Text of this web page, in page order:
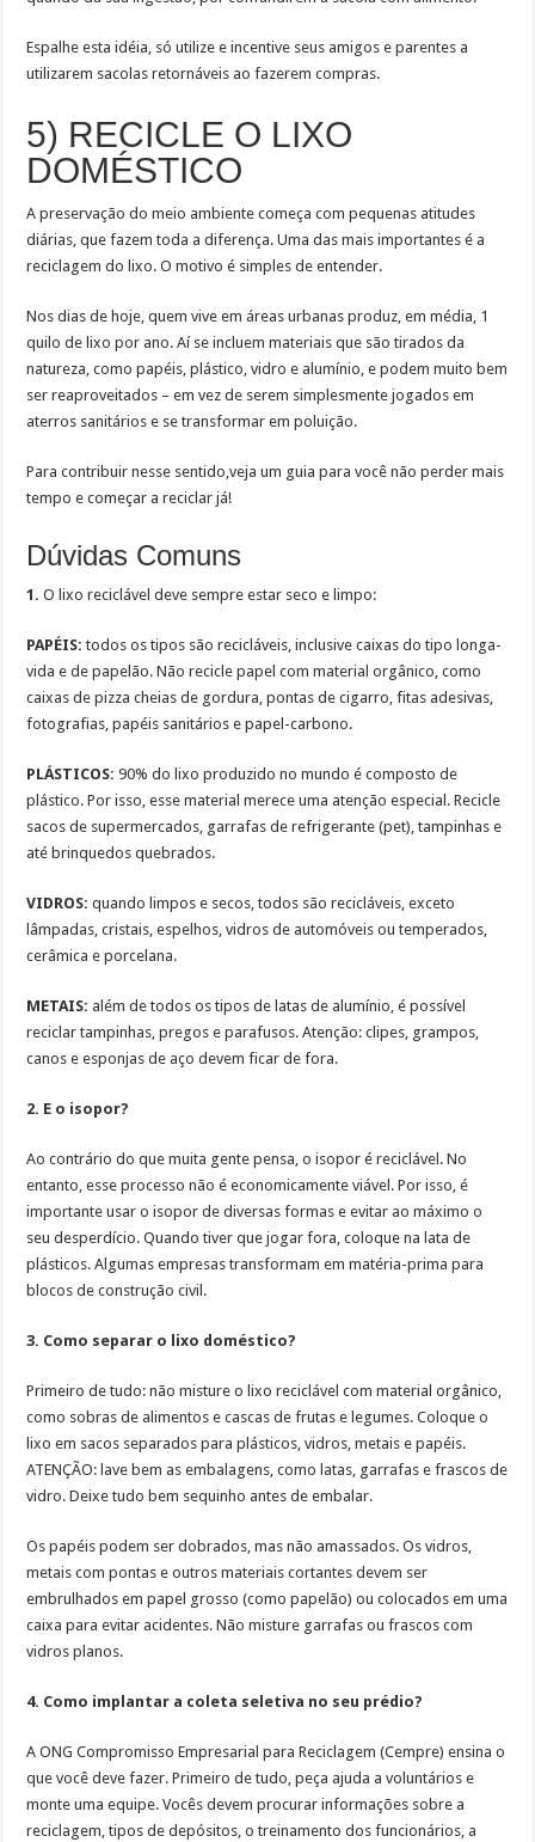
Espalhe esta idéia, só utilize e incentive seus amigos e parentes a
utilizarem sacolas retornáveis ao fazerem compras.
5) RECICLE O LIXO
DOMÉSTICO
A preservação do meio ambiente começa com pequenas atitudes
diárias, que fazem toda a diferença. Uma das mais importantes é a
reciclagem do lixo. O motivo é simples de entender.
Nos dias de hoje, quem vive em áreas urbanas produz, em média, 1
quilo de lixo por ano. Aí se incluem materiais que são tirados da
natureza, como papéis, plástico, vidro e alumínio, e podem muito bem
ser reaproveitados – em vez de serem simplesmente jogados em
aterros sanitários e se transformar em poluição.
Para contribuir nesse sentido,veja um guia para você não perder mais
tempo e começar a reciclar já!
Dúvidas Comuns
1. O lixo reciclável deve sempre estar seco e limpo:
PAPÉIS: todos os tipos são recicláveis, inclusive caixas do tipo longa-
vida e de papelão. Não recicle papel com material orgânico, como
caixas de pizza cheias de gordura, pontas de cigarro, fitas adesivas,
fotografias, papéis sanitários e papel-carbono.
PLÁSTICOS: 90% do lixo produzido no mundo é composto de
plástico. Por isso, esse material merece uma atenção especial. Recicle
sacos de supermercados, garrafas de refrigerante (pet), tampinhas e
até brinquedos quebrados.
VIDROS: quando limpos e secos, todos são recicláveis, exceto
lâmpadas, cristais, espelhos, vidros de automóveis ou temperados,
cerâmica e porcelana.
METAIS: além de todos os tipos de latas de alumínio, é possível
reciclar tampinhas, pregos e parafusos. Atenção: clipes, grampos,
canos e esponjas de aço devem ficar de fora.
2. E o isopor?
Ao contrário do que muita gente pensa, o isopor é reciclável. No
entanto, esse processo não é economicamente viável. Por isso, é
importante usar o isopor de diversas formas e evitar ao máximo o
seu desperdício. Quando tiver que jogar fora, coloque na lata de
plásticos. Algumas empresas transformam em matéria-prima para
blocos de construção civil.
3. Como separar o lixo doméstico?
Primeiro de tudo: não misture o lixo reciclável com material orgânico,
como sobras de alimentos e cascas de frutas e legumes. Coloque o
lixo em sacos separados para plásticos, vidros, metais e papéis.
ATENÇÃO: lave bem as embalagens, como latas, garrafas e frascos de
vidro. Deixe tudo bem sequinho antes de embalar.
Os papéis podem ser dobrados, mas não amassados. Os vidros,
metais com pontas e outros materiais cortantes devem ser
embrulhados em papel grosso (como papelão) ou colocados em uma
caixa para evitar acidentes. Não misture garrafas ou frascos com
vidros planos.
4. Como implantar a coleta seletiva no seu prédio?
A ONG Compromisso Empresarial para Reciclagem (Cempre) ensina o
que você deve fazer. Primeiro de tudo, peça ajuda a voluntários e
monte uma equipe. Vocês devem procurar informações sobre a
reciclagem, tipos de depósitos, o treinamento dos funcionários, a